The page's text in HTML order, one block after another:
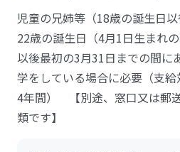
児童の兄姉等（18歳の誕生日以
22歳の誕生日（4月1日生まれ
以後最初の3月31日までの間に
学をしている場合に必要（支
4年間） 【別途、窓口又は郵
類です】